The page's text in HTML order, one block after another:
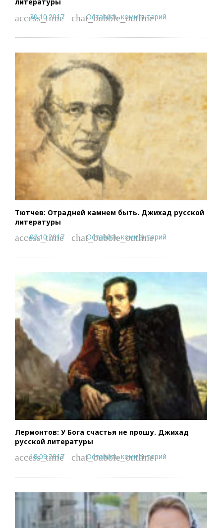
литературы
access_time
30.10.2017 chat_bubble_outline
Оставить комментарий
Тютчев: Отрадней камнем быть. Джихад русской
литературы
access_time
02.10.2017 chat_bubble_outline
Оставить комментарий
Лермонтов: У Бога счастья не прошу. Джихад
русской литературы
access_time
18.09.2017 chat_bubble_outline
Оставить комментарий